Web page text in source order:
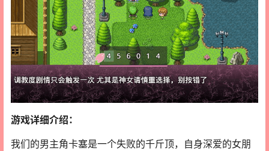
游戏详细介绍：
我们的男主角卡塞是一个失败的千斤顶，自身深爱的女朋